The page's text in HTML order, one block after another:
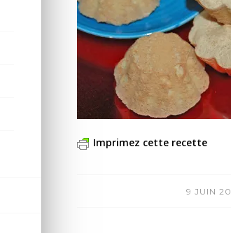
Imprimez cette recette
9 JUIN
/